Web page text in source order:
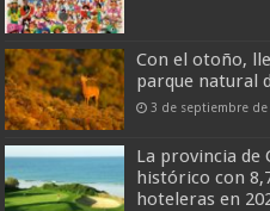
Con el otoño,
parque natural
3 de septiembre de
La provincia de
histórico con
hoteleras en